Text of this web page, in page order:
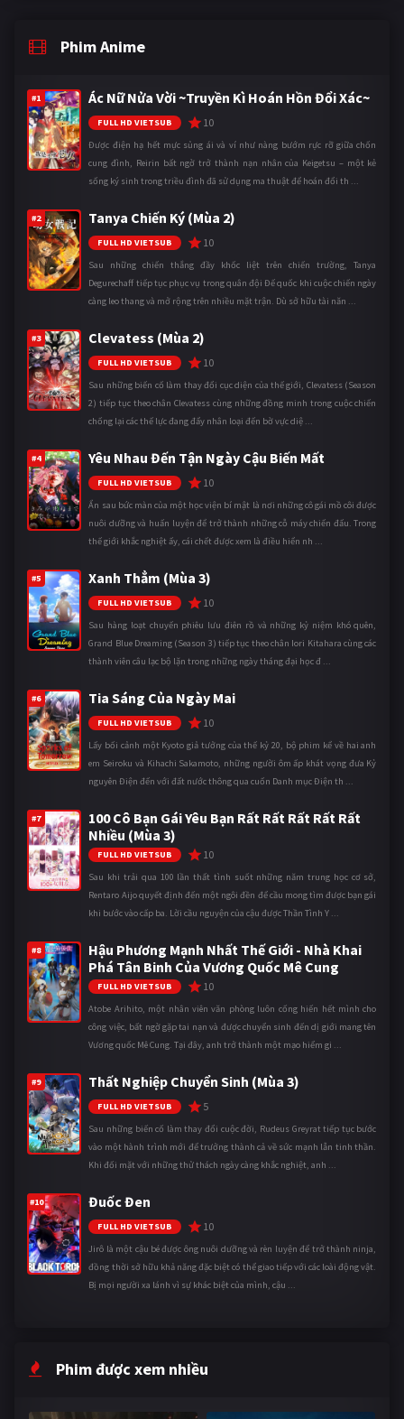
Phim Anime
#1 Ác Nữ Nửa Vời ~Truyền Kì Hoán Hồn Đổi Xác~
FULL HD VIETSUB 10
Được điện hạ hết mực sủng ái và ví như nàng bướm rực rỡ giữa chốn
cung đình, Reirin bất ngờ trở thành nạn nhân của Keigetsu – một kẻ
sống ký sinh trong triều đình đã sử dụng ma thuật để hoán đổi th ...
#2 Tanya Chiến Ký (Mùa 2)
FULL HD VIETSUB 10
Sau những chiến thắng đầy khốc liệt trên chiến trường, Tanya
Degurechaff tiếp tục phục vụ trong quân đội Đế quốc khi cuộc chiến ngày
càng leo thang và mở rộng trên nhiều mặt trận. Dù sở hữu tài năn ...
#3 Clevatess (Mùa 2)
FULL HD VIETSUB 10
Sau những biến cố làm thay đổi cục diện của thế giới, Clevatess (Season
2) tiếp tục theo chân Clevatess cùng những đồng minh trong cuộc chiến
chống lại các thế lực đang đẩy nhân loại đến bờ vực diệ ...
#4 Yêu Nhau Đến Tận Ngày Cậu Biến Mất
FULL HD VIETSUB 10
Ẩn sau bức màn của một học viện bí mật là nơi những cô gái mồ côi được
nuôi dưỡng và huấn luyện để trở thành những cỗ máy chiến đấu. Trong
thế giới khắc nghiệt ấy, cái chết được xem là điều hiển nh ...
#5 Xanh Thẳm (Mùa 3)
FULL HD VIETSUB 10
Sau hàng loạt chuyến phiêu lưu điên rồ và những kỷ niệm khó quên,
Grand Blue Dreaming (Season 3) tiếp tục theo chân Iori Kitahara cùng các
thành viên câu lạc bộ lặn trong những ngày tháng đại học đ ...
#6 Tia Sáng Của Ngày Mai
FULL HD VIETSUB 10
Lấy bối cảnh một Kyoto giả tưởng của thế kỷ 20, bộ phim kể về hai anh
em Seiroku và Kihachi Sakamoto, những người ôm ấp khát vọng đưa Kỷ
nguyên Điện đến với đất nước thông qua cuốn Danh mục Điện th ...
#7
100 Cô Bạn Gái Yêu Bạn Rất Rất Rất Rất Rất
Nhiều (Mùa 3)
FULL HD VIETSUB 10
Sau khi trải qua 100 lần thất tình suốt những năm trung học cơ sở,
Rentaro Aijo quyết định đến một ngôi đền để cầu mong tìm được bạn gái
khi bước vào cấp ba. Lời cầu nguyện của cậu được Thần Tình Y ...
#8
Hậu Phương Mạnh Nhất Thế Giới - Nhà Khai
Phá Tân Binh Của Vương Quốc Mê Cung
FULL HD VIETSUB 10
Atobe Arihito, một nhân viên văn phòng luôn cống hiến hết mình cho
công việc, bất ngờ gặp tai nạn và được chuyển sinh đến dị giới mang tên
Vương quốc Mê Cung. Tại đây, anh trở thành một mạo hiểm gi ...
#9 Thất Nghiệp Chuyển Sinh (Mùa 3)
FULL HD VIETSUB 5
Sau những biến cố làm thay đổi cuộc đời, Rudeus Greyrat tiếp tục bước
vào một hành trình mới để trưởng thành cả về sức mạnh lẫn tinh thần.
Khi đối mặt với những thử thách ngày càng khắc nghiệt, anh ...
#10 Đuốc Đen
FULL HD VIETSUB 10
Jirô là một cậu bé được ông nuôi dưỡng và rèn luyện để trở thành ninja,
đồng thời sở hữu khả năng đặc biệt có thể giao tiếp với các loài động vật.
Bị mọi người xa lánh vì sự khác biệt của mình, cậu ...
Phim được xem nhiều